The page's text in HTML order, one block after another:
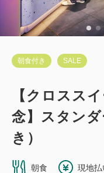
朝食付き SALE
【クロスス
念】スタン
き）
朝食 現地